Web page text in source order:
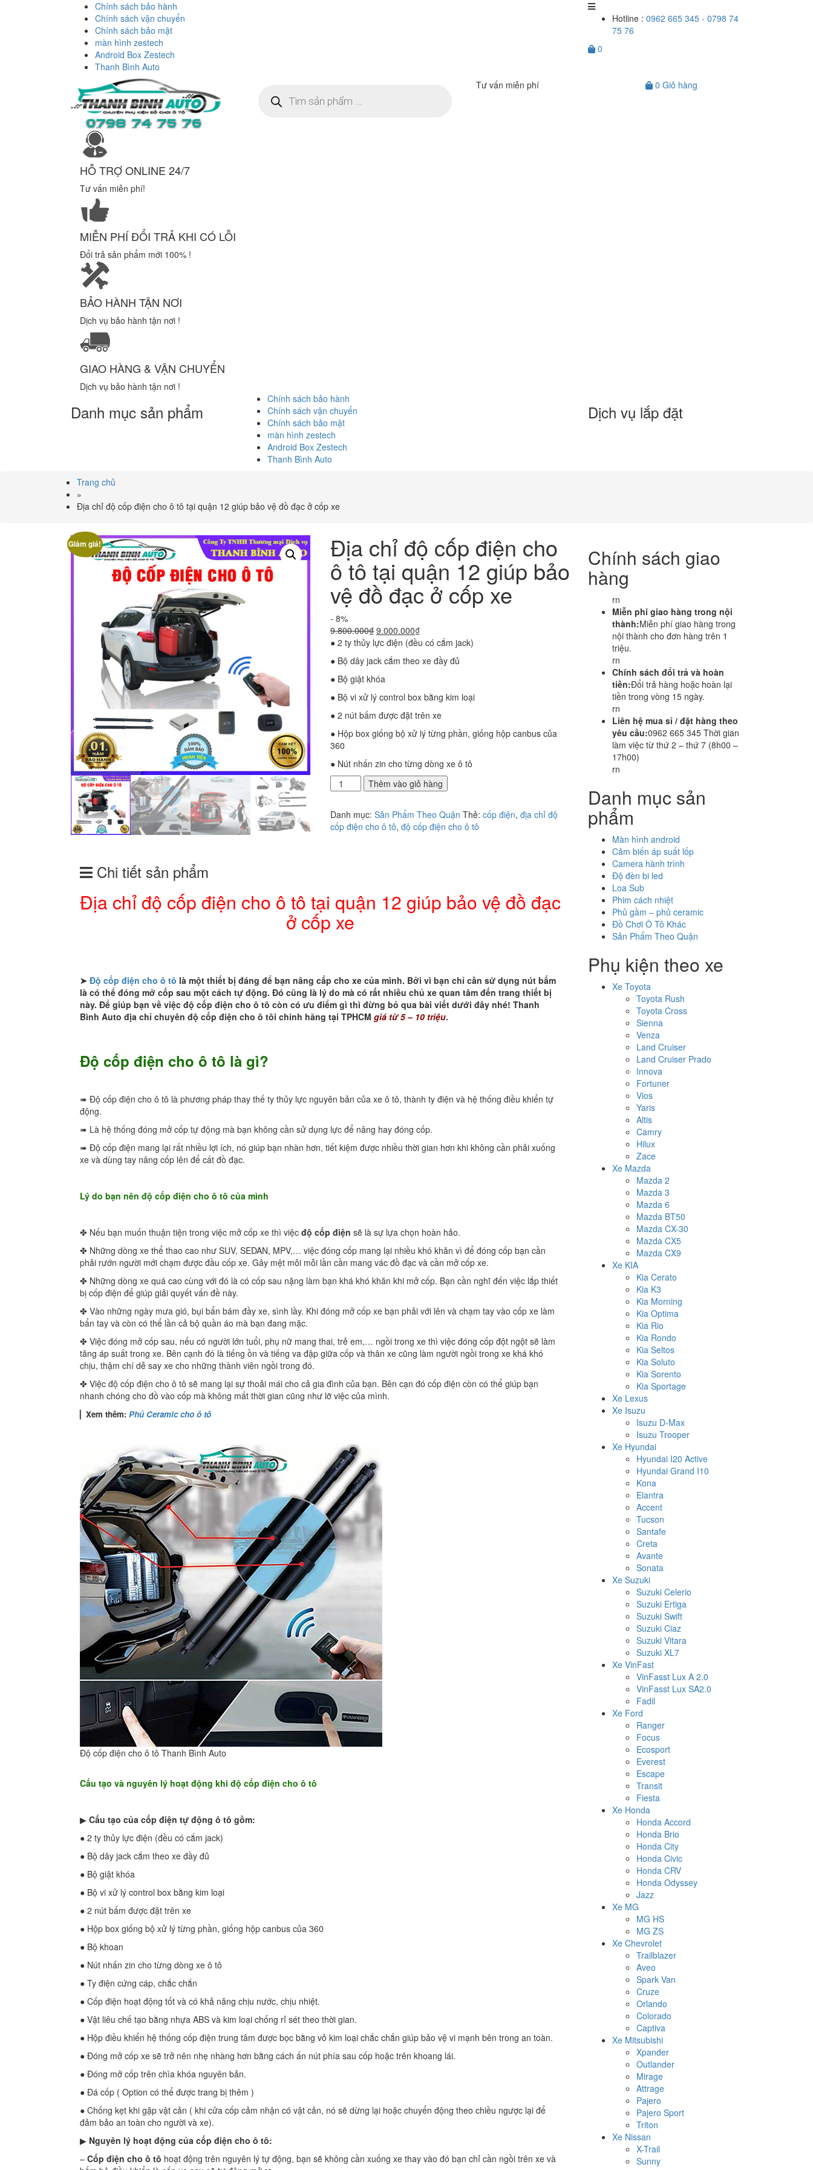
Chính sách bảo hành
Chính sách vận chuyển
Chính sách bảo mật
màn hình zestech
Android Box Zestech
Thanh Bình Auto
Hotline : 0962 665 345 - 0798 74
75 76
0
kiếm
sản
Tư vấn miễn phí 0 Giỏ hàng
HỖ TRỢ ONLINE 24/7
Tư vấn miễn phí!
MIỄN PHÍ ĐỔI TRẢ KHI CÓ LỖI
Đổi trả sản phẩm mới 100% !
BẢO HÀNH TẬN NƠI
Dịch vụ bảo hành tận nơi !
GIAO HÀNG & VẬN CHUYỂN
Dịch vụ bảo hành tận nơi !
Danh mục sản phẩm
Chính sách bảo hành
Chính sách vận chuyển
Chính sách bảo mật
màn hình zestech
Android Box Zestech
Thanh Bình Auto
Dịch vụ lắp đặt
Trang chủ
»
Địa chỉ độ cốp điện cho ô tô tại quận 12 giúp bảo vệ đồ đạc ở cốp xe
Giảm giá! Địa chỉ độ cốp điện cho
ô tô tại quận 12 giúp bảo
vệ đồ đạc ở cốp xe
- 8%
9.800.000₫ Giá
gốc
9.800.000₫.
9.000.000₫Giá
hiện
là:
● 2 ty thủy lực điện (đều có cắm jack)
● Bộ dây jack cắm theo xe đầy đủ
● Bộ giật khóa
● Bộ vi xử lý control box bằng kim loại
● 2 nút bấm được đặt trên xe
● Hộp box giống bộ xử lý từng phần, giống hộp canbus của
360
● Nút nhấn zin cho từng dòng xe ô tô
Địa
chỉ
cốp
điện
12
giúp
bảo
cốp
xe
số
lượng
Thêm vào giỏ hàng
Danh mục: Sản Phẩm Theo Quận Thẻ: cốp điện, địa chỉ độ
cốp điện cho ô tô, độ cốp điện cho ô tô
Chi tiết sản phẩm
Địa chỉ độ cốp điện cho ô tô tại quận 12 giúp bảo vệ đồ đạc
ở cốp xe
➤ Độ cốp điện cho ô tô là một thiết bị đáng để bạn nâng cấp cho xe của mình. Bởi vì bạn chỉ cần sử dụng nút bấm
là có thể đóng mở cốp sau một cách tự động. Đó cũng là lý do mà có rất nhiều chủ xe quan tâm đến trang thiết bị
này. Để giúp bạn về việc độ cốp điện cho ô tô còn có ưu điểm gì thì đừng bỏ qua bài viết dưới đây nhé! Thanh
Bình Auto địa chỉ chuyên độ cốp điện cho ô tôi chính hãng tại TPHCM giá từ 5 – 10 triệu.
Độ cốp điện cho ô tô là gì?
➠ Độ cốp điện cho ô tô là phương pháp thay thế ty thủy lực nguyên bản của xe ô tô, thành ty điện và hệ thống điều khiển tự
động.
➠ Là hệ thống đóng mở cốp tự động mà bạn không cần sử dụng lực để nâng hay đóng cốp.
➠ Độ cốp điện mang lại rất nhiều lợi ích, nó giúp bạn nhàn hơn, tiết kiệm được nhiều thời gian hơn khi không cần phải xuống
xe và dùng tay nâng cốp lên để cất đồ đạc.
Lý do bạn nên độ cốp điện cho ô tô của mình
✤ Nếu bạn muốn thuận tiện trong việc mở cốp xe thì việc độ cốp điện sẽ là sự lựa chọn hoàn hảo.
✤ Những dòng xe thể thao cao như SUV, SEDAN, MPV,… việc đóng cốp mang lại nhiều khó khăn vì để đóng cốp bạn cần
phải rướn người mới chạm được đầu cốp xe. Gây mệt mỏi mỗi lần cần mang vác đồ đạc và cần mở cốp xe.
✤ Những dòng xe quá cao cùng với đó là có cốp sau nặng làm bạn khá khó khăn khi mở cốp. Bạn cần nghĩ đến việc lắp thiết
bị cốp điện để giúp giải quyết vấn đề này.
✤ Vào những ngày mưa gió, bụi bẩn bám đầy xe, sình lầy. Khi đóng mở cốp xe bạn phải với lên và chạm tay vào cốp xe làm
bẩn tay và còn có thể lần cả bộ quần áo mà bạn đang mặc.
✤ Việc đóng mở cốp sau, nếu có người lớn tuổi, phụ nữ mang thai, trẻ em,… ngồi trong xe thì việc đóng cốp đột ngột sẽ làm
tăng áp suất trong xe. Bên cạnh đó là tiếng ồn và tiếng va đập giữa cốp và thân xe cũng làm người ngồi trong xe khá khó
chịu, thậm chí dễ say xe cho những thành viên ngồi trong đó.
✤ Việc độ cốp điện cho ô tô sẽ mang lại sự thoải mái cho cả gia đình của bạn. Bên cạn đó cốp điện còn có thể giúp bạn
nhanh chóng cho đồ vào cốp mà không mất thời gian cũng như lỡ việc của mình.
▏ Xem thêm: Phủ Ceramic cho ô tô
Độ cốp điện cho ô tô Thanh Bình Auto
Cấu tạo và nguyên lý hoạt động khi độ cốp điện cho ô tô
▶ Cấu tạo của cốp điện tự động ô tô gồm:
● 2 ty thủy lực điện (đều có cắm jack)
● Bộ dây jack cắm theo xe đầy đủ
● Bộ giật khóa
● Bộ vi xử lý control box bằng kim loại
● 2 nút bấm được đặt trên xe
● Hộp box giống bộ xử lý từng phần, giống hộp canbus của 360
● Bộ khoan
● Nút nhấn zin cho từng dòng xe ô tô
● Ty điện cứng cáp, chắc chắn
● Cốp điện hoạt động tốt và có khả năng chịu nước, chịu nhiệt.
● Vật liêu chế tạo bằng nhựa ABS và kim loại chống rỉ sét theo thời gian.
● Hộp điều khiển hệ thống cốp điện trung tâm được bọc bằng vỏ kim loại chắc chắn giúp bảo vệ vi mạnh bên trong an toàn.
● Đóng mở cốp xe sẽ trở nên nhẹ nhàng hơn bằng cách ấn nút phía sau cốp hoặc trên khoang lái.
● Đóng mở cốp trên chìa khóa nguyên bản.
● Đá cốp ( Option có thể được trang bị thêm )
● Chống kẹt khi gặp vật cản ( khi cửa cốp cảm nhận có vật cản, nó sẽ dừng lại hoặc chuyển động theo chiều ngược lại để
đảm bảo an toàn cho người và xe).
▶ Nguyên lý hoạt động của cốp điện cho ô tô:
– Cốp điện cho ô tô hoạt động trên nguyên lý tự động, bạn sẽ không cần xuống xe thay vào đó bạn chỉ cần ngồi trên xe và
Chính sách giao
hàng
rn
Miễn phí giao hàng trong nội
thành:Miễn phí giao hàng trong
nội thành cho đơn hàng trên 1
triệu.
rn
Chính sách đổi trả và hoàn
tiền:Đổi trả hàng hoặc hoàn lại
tiền trong vòng 15 ngày.
rn
Liên hệ mua sỉ / đặt hàng theo
yêu cầu:0962 665 345 Thời gian
làm việc từ thứ 2 – thứ 7 (8h00 –
17h00)
rn
Danh mục sản
phẩm
Màn hình android
Cảm biến áp suất lốp
Camera hành trình
Độ đèn bi led
Loa Sub
Phim cách nhiệt
Phủ gầm – phủ ceramic
Đồ Chơi Ô Tô Khác
Sản Phẩm Theo Quận
Phụ kiện theo xe
Xe Toyota
Toyota Rush
Toyota Cross
Sienna
Venza
Land Cruiser
Land Cruiser Prado
Innova
Fortuner
Vios
Yaris
Altis
Camry
Hilux
Zace
Xe Mazda
Mazda 2
Mazda 3
Mazda 6
Mazda BT50
Mazda CX-30
Mazda CX5
Mazda CX9
Xe KIA
Kia Cerato
Kia K3
Kia Morning
Kia Optima
Kia Rio
Kia Rondo
Kia Seltos
Kia Soluto
Kia Sorento
Kia Sportage
Xe Lexus
Xe Isuzu
Isuzu D-Max
Isuzu Trooper
Xe Hyundai
Hyundai I20 Active
Hyundai Grand I10
Kona
Elantra
Accent
Tucson
Santafe
Creta
Avante
Sonata
Xe Suzuki
Suzuki Celerio
Suzuki Ertiga
Suzuki Swift
Suzuki Ciaz
Suzuki Vitara
Suzuki XL7
Xe VinFast
VinFasst Lux A 2.0
VinFasst Lux SA2.0
Fadil
Xe Ford
Ranger
Focus
Ecosport
Everest
Escape
Transit
Fiesta
Xe Honda
Honda Accord
Honda Brio
Honda City
Honda Civic
Honda CRV
Honda Odyssey
Jazz
Xe MG
MG HS
MG ZS
Xe Chevrolet
Trailblazer
Aveo
Spark Van
Cruze
Orlando
Colorado
Captiva
Xe Mitsubishi
Xpander
Outlander
Mirage
Attrage
Pajero
Pajero Sport
Triton
Xe Nissan
X-Trail
Sunny